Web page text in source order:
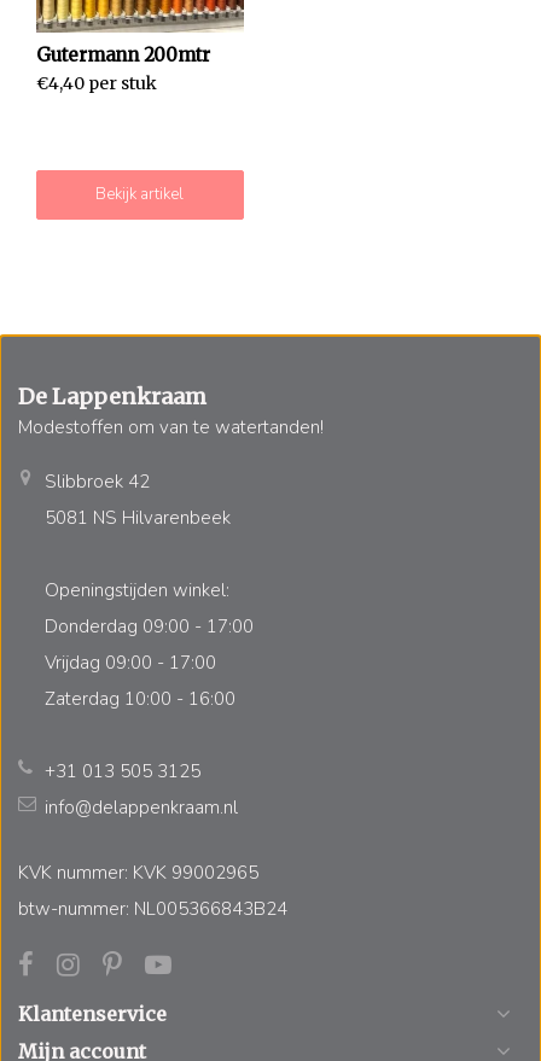
Gutermann 200mtr
€4,40 per stuk
Bekijk artikel
De Lappenkraam
Modestoffen om van te watertanden!
Slibbroek 42
5081 NS Hilvarenbeek
Openingstijden winkel:
Donderdag 09:00 - 17:00
Vrijdag 09:00 - 17:00
Zaterdag 10:00 - 16:00
+31 013 505 3125
info@delappenkraam.nl
KVK nummer: KVK 99002965
btw-nummer: NL005366843B24
Klantenservice
Mijn account